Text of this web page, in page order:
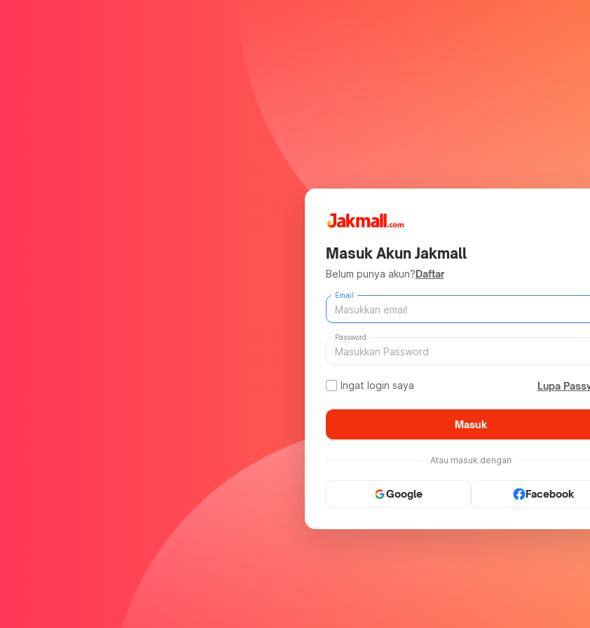
Masuk Akun Jakmall
Belum punya akun?Daftar
Email
Password
Ingat login saya Lupa
Masuk
Atau masuk dengan
Google Facebook